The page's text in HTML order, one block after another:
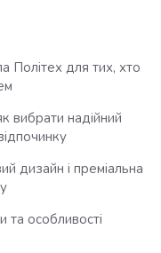
Політех для тих, хто
вибрати надійний
дизайн і преміальна
та особливості